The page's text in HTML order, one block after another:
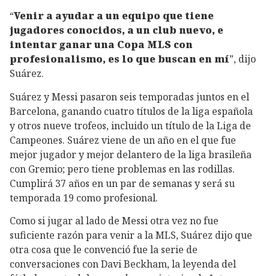
“Venir a ayudar a un equipo que tiene
jugadores conocidos, a un club nuevo, e
intentar ganar una Copa MLS con
profesionalismo, es lo que buscan en mí”, dijo
Suárez.
Suárez y Messi pasaron seis temporadas juntos en el
Barcelona, ganando cuatro títulos de la liga española
y otros nueve trofeos, incluido un título de la Liga de
Campeones. Suárez viene de un año en el que fue
mejor jugador y mejor delantero de la liga brasileña
con Gremio; pero tiene problemas en las rodillas.
Cumplirá 37 años en un par de semanas y será su
temporada 19 como profesional.
Como si jugar al lado de Messi otra vez no fue
suficiente razón para venir a la MLS, Suárez dijo que
otra cosa que le convenció fue la serie de
conversaciones con Davi Beckham, la leyenda del